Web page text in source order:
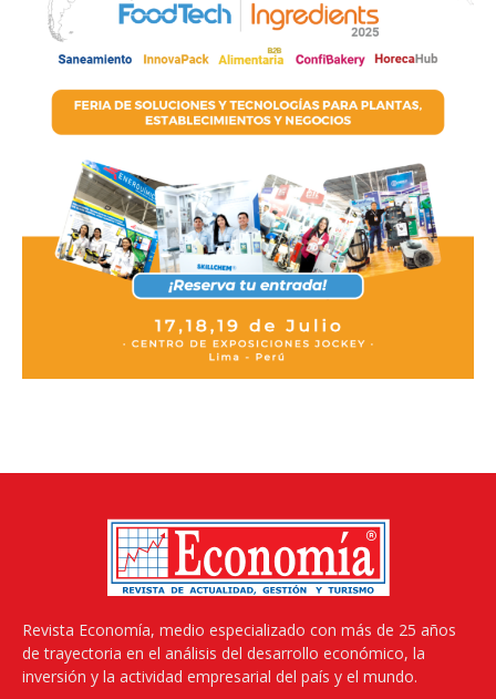
Revista Economía, medio especializado con más de 25 años
de trayectoria en el análisis del desarrollo económico, la
inversión y la actividad empresarial del país y el mundo.